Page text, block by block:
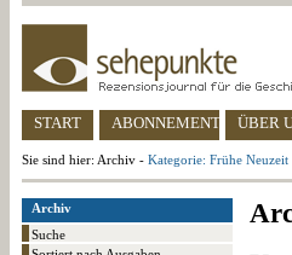
START ABONNEMENT ÜBER
Sie sind hier: Archiv - Kategorie: Frühe Neuzeit
Archiv
Suche